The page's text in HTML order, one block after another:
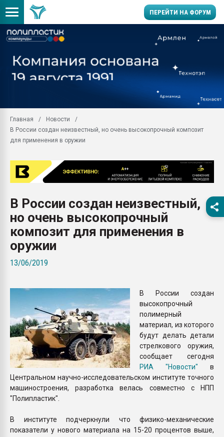
ПЕРЕЙТИ НА ФОРУМ
производство SPC
заводу пластмасс"
28.07.2026
первый план в
28.07.2026
ситуацией на
Всё, что касается
Главная
Новости
В России создан неизвестный, но очень высокопрочный композит
для применения в оружии
В России создан неизвестный,
но очень высокопрочный
композит для применения в
оружии
13/06/2019
В России создан
высокопрочный
полимерный
материал, из которого
будут делать детали
стрелкового оружия,
сообщает сегодня
РИА "Новости" в
Центральном научно-исследовательском институте точного
машиностроения, разработка велась совместно с НПП
"Полипластик".
В институте подчеркнули что физико-механические
показатели у нового материала на 15-20 процентов выше,